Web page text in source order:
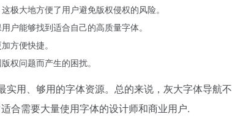
极大地方便了用户避免版权侵权的风险。
户能够找到适合自己的高质量字体。
方便快捷。
权问题而产生的困扰。
实用、够用的字体资源。总的来说，灰大字体导航不
适合需要大量使用字体的设计师和商业用户.